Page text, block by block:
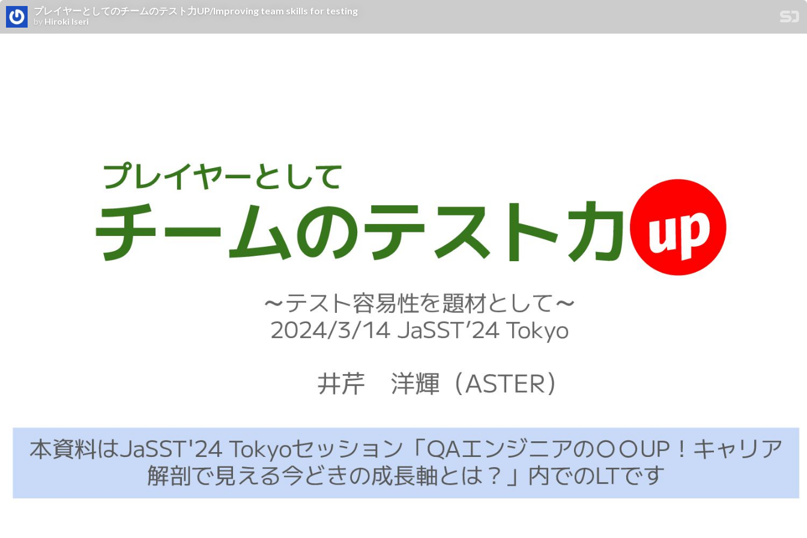
プレイヤーとしてのチームのテスト力UP/Improving team skills for testing
by Hiroki Iseri